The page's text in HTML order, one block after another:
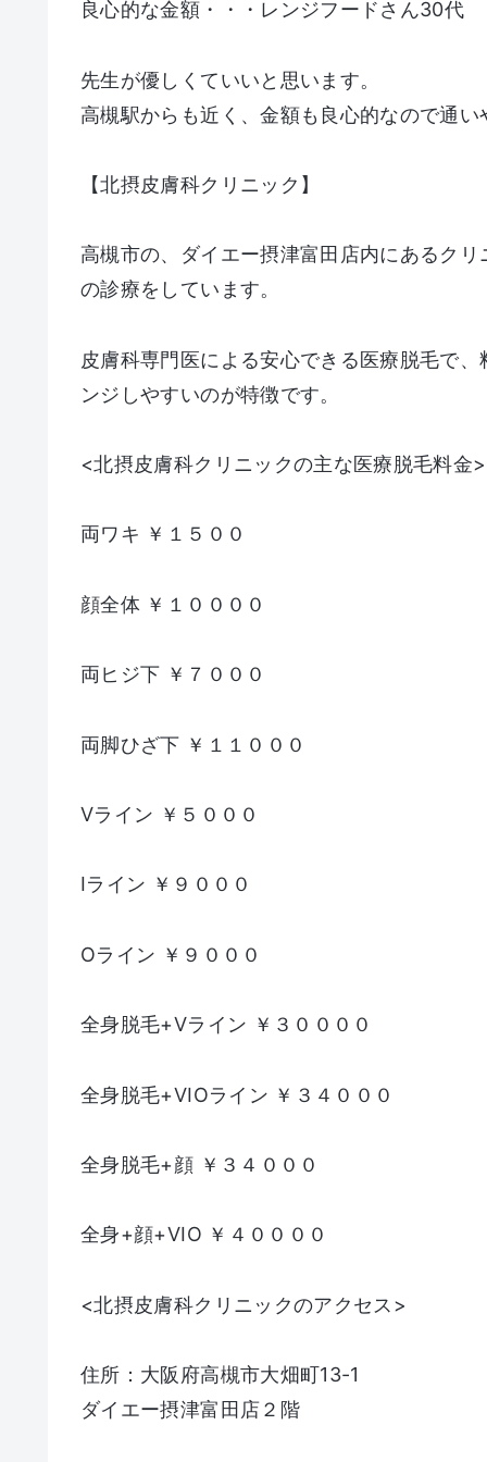
良心的な金額・・・レンジフードさん30代
先生が優しくていいと思います。
高槻駅からも近く、金額も良心的なので通い
【北摂皮膚科クリニック】
高槻市の、ダイエー摂津富田店内にあるク
の診療をしています。
皮膚科専門医による安心できる医療脱毛で
ンジしやすいのが特徴です。
<北摂皮膚科クリニックの主な医療脱毛料金>
両ワキ ￥１５００
顔全体 ￥１００００
両ヒジ下 ￥７０００
両脚ひざ下 ￥１１０００
Vライン ￥５０００
Iライン ￥９０００
Oライン ￥９０００
全身脱毛+Vライン ￥３００００
全身脱毛+VIOライン ￥３４０００
全身脱毛+顔 ￥３４０００
全身+顔+VIO ￥４００００
<北摂皮膚科クリニックのアクセス>
住所：大阪府高槻市大畑町13-1
ダイエー摂津富田店２階